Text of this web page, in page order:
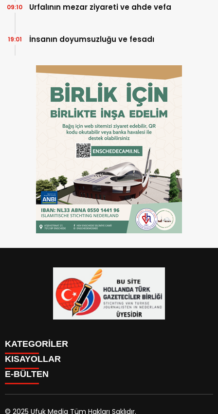
Urfalının mezar ziyareti ve ahde vefa
09:10
İnsanın doyumsuzluğu ve fesadı
19:01
KATEGORİLER
YAZARLAR
PUAN DURUMU
HAVA DURUMU
KISAYOLLAR
KAYIT OL
GİRİŞ YAP
E-BÜLTEN
© 2025 Ufuk Media Tüm Hakları Saklıdır.